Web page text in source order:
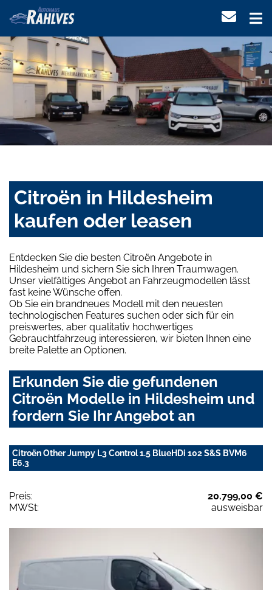
Citroën in Hildesheim
kaufen oder leasen
Entdecken Sie die besten Citroën Angebote in
Hildesheim und sichern Sie sich Ihren Traumwagen.
Unser vielfältiges Angebot an Fahrzeugmodellen lässt
fast keine Wünsche offen.
Ob Sie ein brandneues Modell mit den neuesten
technologischen Features suchen oder sich für ein
preiswertes, aber qualitativ hochwertiges
Gebrauchtfahrzeug interessieren, wir bieten Ihnen eine
breite Palette an Optionen.
Erkunden Sie die gefundenen
Citroën Modelle in Hildesheim und
fordern Sie Ihr Angebot an
Citroën Other Jumpy L3 Control 1.5 BlueHDi 102 S&S BVM6
E6.3
Preis:
20.799,00 €
MWSt:
ausweisbar